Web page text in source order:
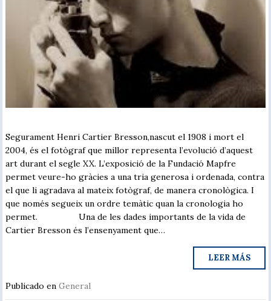
Segurament Henri Cartier Bresson,nascut el 1908 i mort el
2004, és el fotògraf que millor representa l’evolució d’aquest
art durant el segle XX. L’exposició de la Fundació Mapfre
permet veure-ho gràcies a una tria generosa i ordenada, contra
el que li agradava al mateix fotògraf, de manera cronològica. I
que només segueix un ordre temàtic quan la cronologia ho
permet. Una de les dades importants de la vida de
Cartier Bresson és l’ensenyament que…
LEER MÁS
Publicado enGeneral